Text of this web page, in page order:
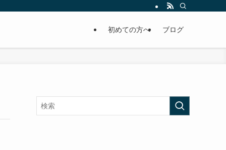
初めての方へ ブログ